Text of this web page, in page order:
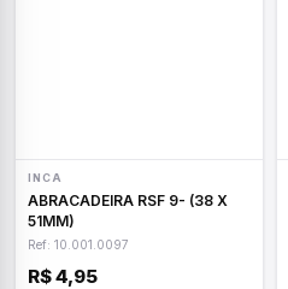
INCA
ABRACADEIRA RSF 9- (38 X
51MM)
Ref: 10.001.0097
R$ 4,95